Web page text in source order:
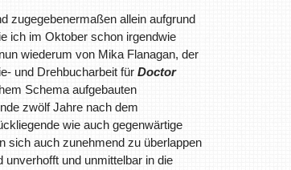
zugegebenermaßen allein aufgrund
ich im Oktober schon irgendwie
wiederum von Mika Flanagan, der
und Drehbucharbeit für Doctor
Schema aufgebauten
zwölf Jahre nach dem
wie auch gegenwärtige
sich auch zunehmend zu überlappen
und unmittelbar in die